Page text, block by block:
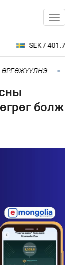
SEK / 401.7₮
болж